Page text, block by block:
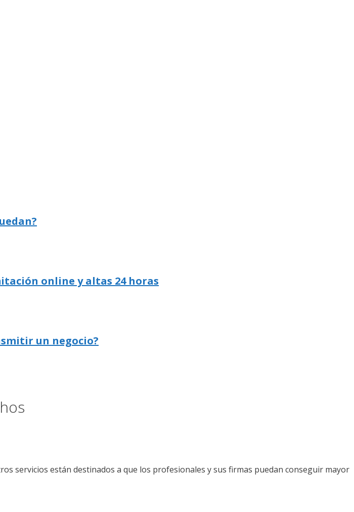
online y altas 24 horas
un negocio?
servicios están destinados a que los profesionales y sus firmas puedan conseguir mayor